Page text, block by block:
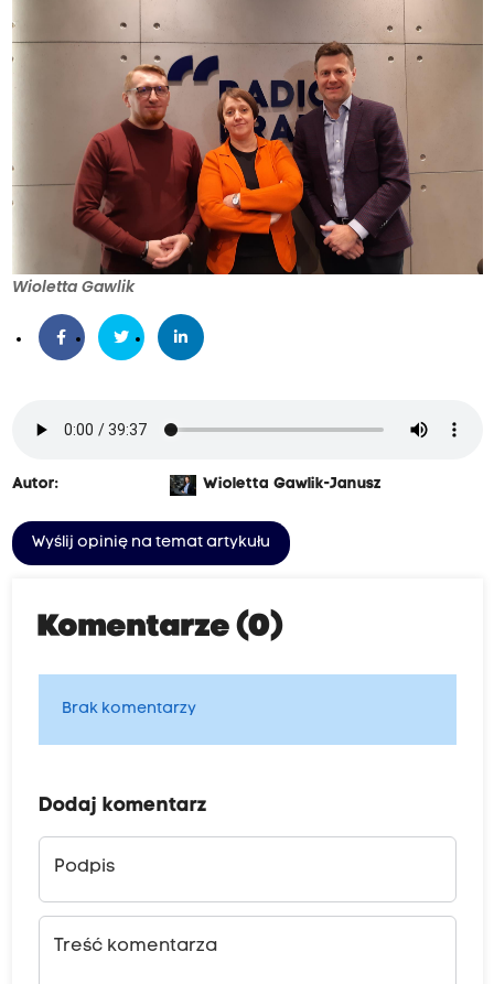
Wioletta Gawlik
Autor: Wioletta Gawlik-Janusz
Wyślij opinię na temat artykułu
Komentarze (0)
Brak komentarzy
Dodaj komentarz
Podpis
Treść komentarza